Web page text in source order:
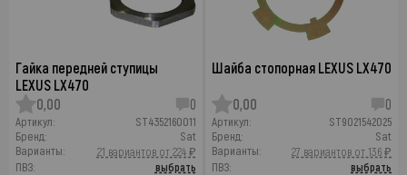
Гайка передней ступицы
LEXUS LX470
0,00
0
Артикул:
ST4352160011
Бренд:
Sat
Варианты:
21 вариантов от 224 ₽
ПВЗ:
выбрать
Шайба стопорная LEXUS LX470
0,00 0
Артикул:
ST9021542025
Бренд:
Sat
Варианты:
27 вариантов от 136 ₽
ПВЗ:
выбрать